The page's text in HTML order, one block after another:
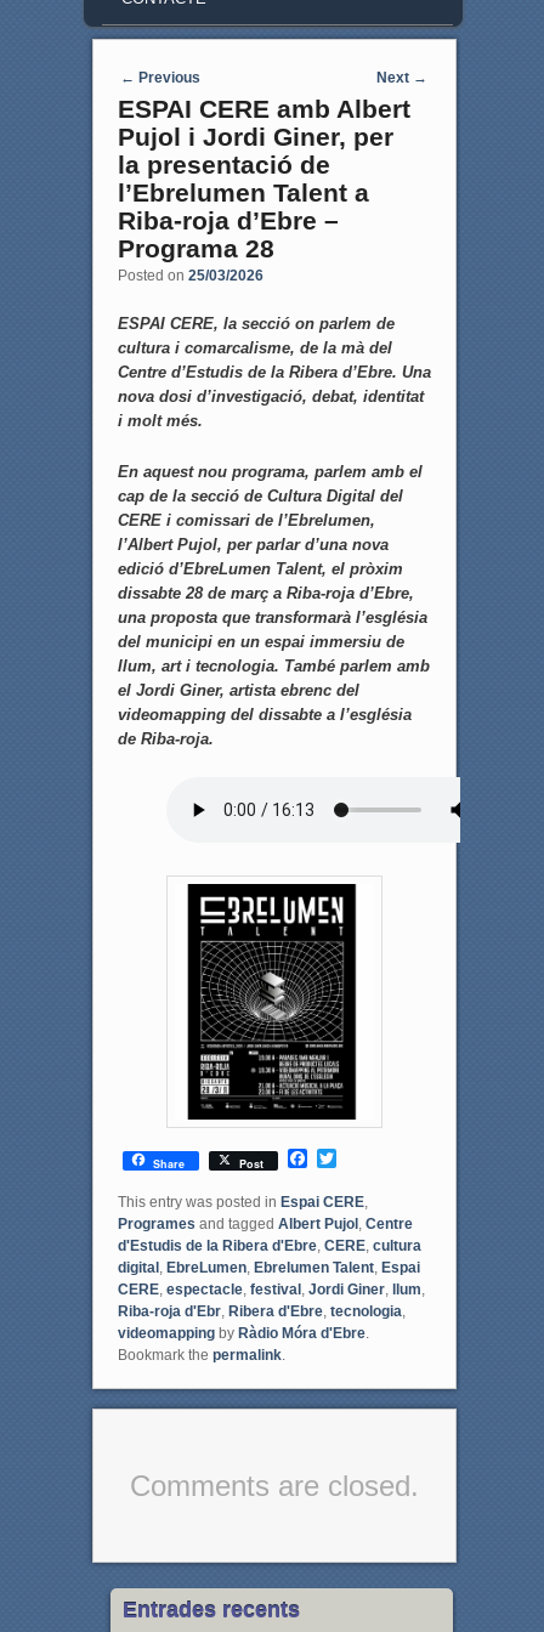
Post navigation
← Previous Next →
ESPAI CERE amb Albert
Pujol i Jordi Giner, per
la presentació de
l’Ebrelumen Talent a
Riba-roja d’Ebre –
Programa 28
Posted on 25/03/2026
ESPAI CERE, la secció on parlem de
cultura i comarcalisme, de la mà del
Centre d’Estudis de la Ribera d’Ebre. Una
nova dosi d’investigació, debat, identitat
i molt més.
En aquest nou programa, parlem amb el
cap de la secció de Cultura Digital del
CERE i comissari de l’Ebrelumen,
l’Albert Pujol, per parlar d’una nova
edició d’EbreLumen Talent, el pròxim
dissabte 28 de març a Riba-roja d’Ebre,
una proposta que transformarà l’església
del municipi en un espai immersiu de
llum, art i tecnologia. També parlem amb
el Jordi Giner, artista ebrenc del
videomapping del dissabte a l’església
de Riba-roja.
Share Post
F
c
e
b
o
o
k
T
i
t
t
e
r
This entry was posted in Espai CERE,
Programes and tagged Albert Pujol , Centre
d'Estudis de la Ribera d'Ebre, CERE, cultura
digital , EbreLumen, Ebrelumen Talent, Espai
CERE, espectacle, festival , Jordi Giner, llum,
Riba-roja d'Ebr, Ribera d'Ebre, tecnologia,
videomappingby Ràdio Móra d'Ebre.
Bookmark the permalink.
Comments are closed.
Entrades recents